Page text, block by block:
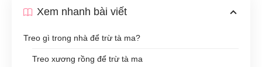
Xem nhanh bài viết
Treo gì trong nhà để trừ tà ma?
Treo xương rồng để trừ tà ma